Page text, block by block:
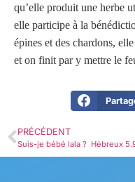
qu’elle produit une herbe
elle participe à la
épines et des chardons,
et on finit par y mettre le
PRÉCÉDENT